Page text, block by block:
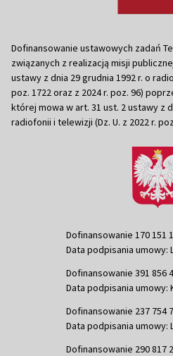
Dofinansowanie ustawowych zadań
związanych z realizacją misji
ustawy z dnia 29 grudnia 1992 r. o
poz. 1722 oraz z 2024 r. poz. 96)
której mowa w art. 31 ust. 2 ustawy z
radiofonii i telewizji (Dz. U. z 2022 r.
Dofinansowanie 170 151
Data podpisania umowy:
Dofinansowanie 391 856
Data podpisania umowy:
Dofinansowanie 237 754
Data podpisania umowy:
Dofinansowanie 290 817